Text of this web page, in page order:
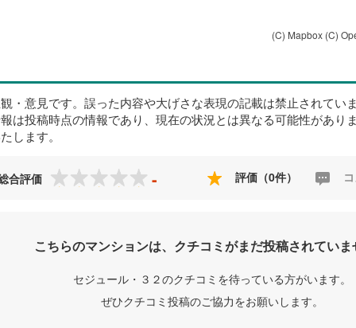
(C) Mapbox (C)
・意見です。誤った内容や大げさな表現の記載は禁止されてい
は投稿時点の情報であり、現在の状況とは異なる可能性があり
します。
合評価 - 評価（0件）
こちらのマンションは、クチコミがまだ投稿されていま
セジュール・３２のクチコミを待っている方がいます。
ぜひクチコミ投稿のご協力をお願いします。